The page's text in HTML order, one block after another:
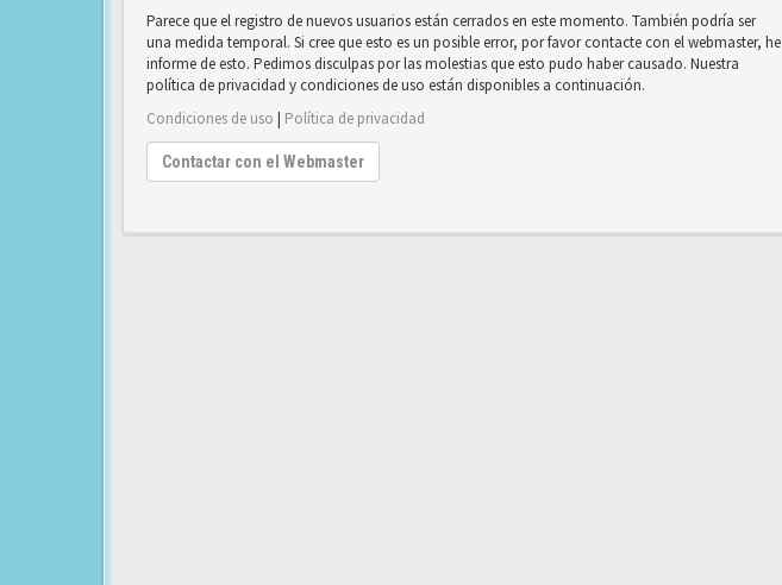
Parece que el registro de nuevos usuarios están cerrados en este momento. También podría ser
una medida temporal. Si cree que esto es un posible error, por favor contacte con el webmaster, he
informe de esto. Pedimos disculpas por las molestias que esto pudo haber causado. Nuestra
política de privacidad y condiciones de uso están disponibles a continuación.
Condiciones de uso | Política de privacidad
Contactar con el Webmaster